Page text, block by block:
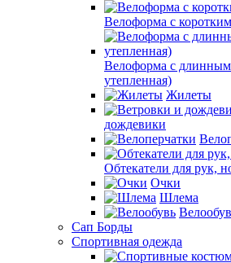
Велоформа с
Велоформа с длинным
утепленная)
Жилеты
дождевики
Обтекатели для рук,
Очки
Шлема
Сап Борды
Спортивная одежда